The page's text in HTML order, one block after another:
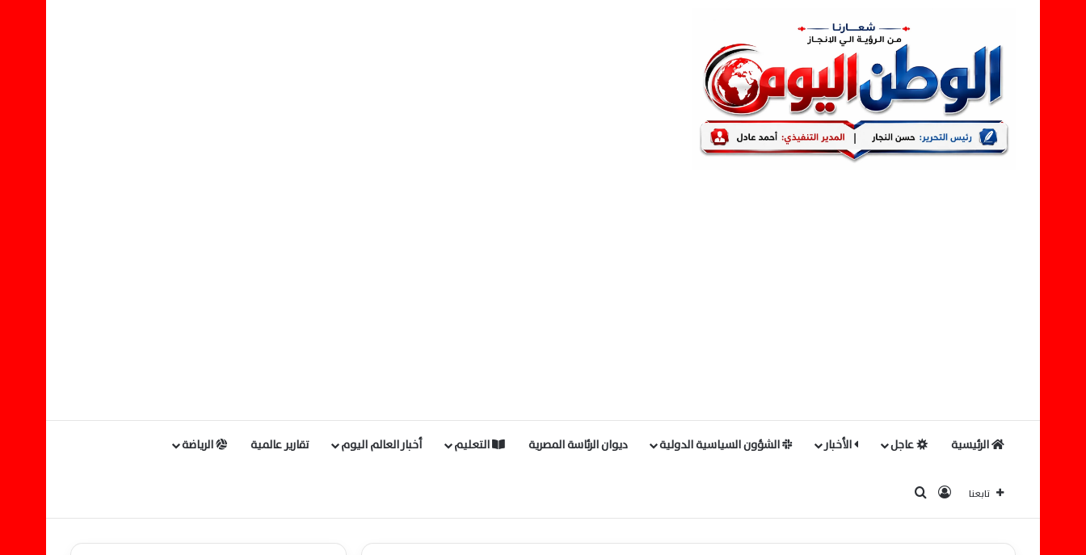
الرئيسية عاجل الأخبار الشؤون السياسية الدولية ديوان الرئاسة المصرية التعليم أخبار العالم اليوم تقارير عالمية الرياضة
تابعنا تسجيل الدخول